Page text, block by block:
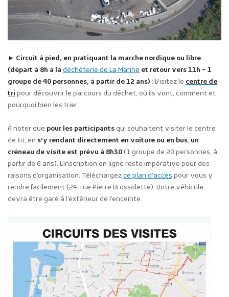
► Circuit à pied, en pratiquant la marche nordique ou libre
(départ à 8h à la déchèterie de La Marine et retour vers 11h – 1
groupe de 40 personnes, à partir de 12 ans) : Visitez le centre de
tri pour découvrir le parcours du déchet, où ils vont, comment et
pourquoi bien les trier…
À noter que pour les participantsqui souhaitent visiter le centre
de tri, en s’y rendant directement en voiture ou en bus, un
créneau de visite est prévu à 8h30(1 groupe de 20 personnes, à
partir de 6 ans). L’inscription en ligne reste impérative pour des
raisons d’organisation. Téléchargezce plan d’accèspour vous y
rendre facilement (24, rue Pierre Brossolette). Votre véhicule
devra être garé à l’extérieur de l’enceinte.